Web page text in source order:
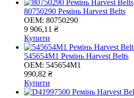
80750290 Ремінь Harvest Belts
OEM: 80750290
9 906,11 ₴
Купити
545654M1 Ремінь Harvest Belts
OEM: 545654M1
990,82 ₴
Купити